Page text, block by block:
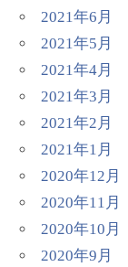
2021年6月
2021年5月
2021年4月
2021年3月
2021年2月
2021年1月
2020年12月
2020年11月
2020年10月
2020年9月